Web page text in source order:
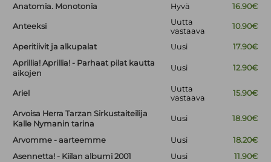
Anatomia. Monotonia
Hyvä 16.90€
Anteeksi
Uutta
vastaava
10.90€
Aperitiivit ja alkupalat Uusi
17.90€
Aprillia! Aprillia! - Parhaat pilat kautta
aikojen
Uusi 12.90€
Ariel
Uutta
vastaava
15.90€
Arvoisa Herra Tarzan Sirkustaiteilija
Kalle Nymanin tarina
Uusi 18.90€
Arvomme - aarteemme Uusi
18.20€
Asennetta! - Kiilan albumi 2001
Uusi
11.90€